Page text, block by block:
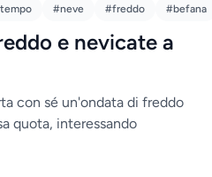
#neve #freddo #befana
e nevicate a
con sé un'ondata di freddo
quota, interessando